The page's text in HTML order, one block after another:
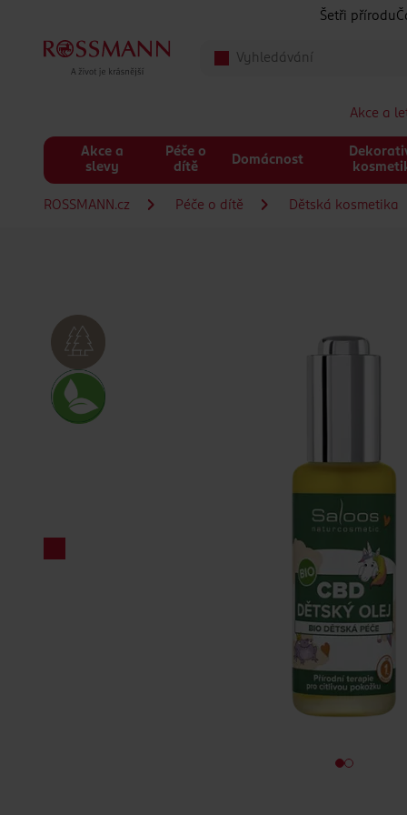
Šetři přírodu
Akce a
Akce a
slevy
Péče o
dítě
Domácnost
ROSSMANN.cz Péče o dítě Dětská kosmetika